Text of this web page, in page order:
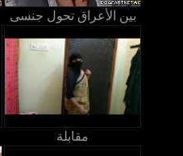
بين الأعراق تحول جنسى
مقابلة